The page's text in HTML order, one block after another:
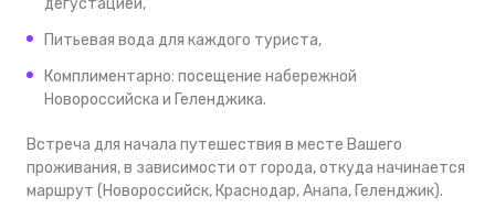
дегустацией,
Питьевая вода для каждого туриста,
Комплиментарно: посещение набережной
Новороссийска и Геленджика.
Встреча для начала путешествия в месте Вашего
проживания, в зависимости от города, откуда начинается
маршрут (Новороссийск, Краснодар, Анапа, Геленджик).